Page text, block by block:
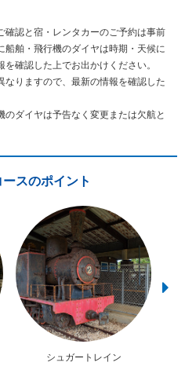
確認と宿・レンタカーのご予約は事前
船舶・飛行機のダイヤは時期・天候に
確認した上でお出かけください。
なりますので、最新の情報を確認した
のダイヤは予告なく変更または欠航と
スのポイント
シュガートレイン